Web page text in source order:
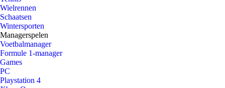
Wielrennen
Schaatsen
Wintersporten
Managerspelen
Voetbalmanager
Formule 1-manager
Games
PC
Playstation 4